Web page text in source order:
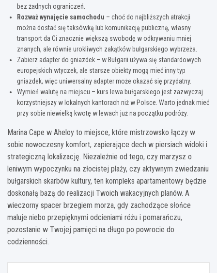
bez żadnych ograniczeń.
Rozważ wynajęcie samochodu – choć do najbliższych atrakcji
można dostać się taksówką lub komunikacją publiczną, własny
transport da Ci znacznie większą swobodę w odkrywaniu mniej
znanych, ale równie urokliwych zakątków bułgarskiego wybrzeża.
Zabierz adapter do gniazdek – w Bułgarii używa się standardowych
europejskich wtyczek, ale starsze obiekty mogą mieć inny typ
gniazdek, więc uniwersalny adapter może okazać się przydatny.
Wymień walutę na miejscu – kurs lewa bułgarskiego jest zazwyczaj
korzystniejszy w lokalnych kantorach niż w Polsce. Warto jednak mieć
przy sobie niewielką kwotę w lewach już na początku podróży.
Marina Cape w Aheloy to miejsce, które mistrzowsko łączy w
sobie nowoczesny komfort, zapierające dech w piersiach widoki i
strategiczną lokalizację. Niezależnie od tego, czy marzysz o
leniwym wypoczynku na złocistej plaży, czy aktywnym zwiedzaniu
bułgarskich skarbów kultury, ten kompleks apartamentowy będzie
doskonałą bazą do realizacji Twoich wakacyjnych planów. A
wieczorny spacer brzegiem morza, gdy zachodzące słońce
maluje niebo przepięknymi odcieniami różu i pomarańczu,
pozostanie w Twojej pamięci na długo po powrocie do
codzienności.